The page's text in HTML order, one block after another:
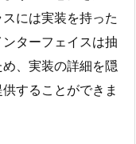
には実装を持った
ターフェイスは抽
、実装の詳細を隠
することができま